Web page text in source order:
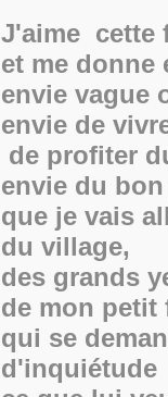
J'aime cette
et me donne
envie vague
envie de
de profiter
envie du
que je vais
du village,
des grands
de mon petit
qui se
d'inquiétude